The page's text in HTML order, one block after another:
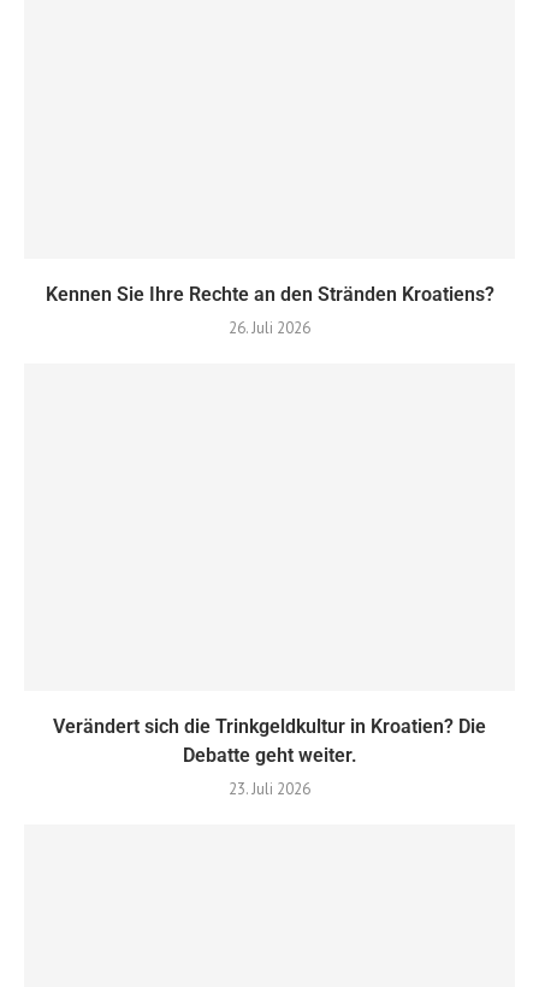
Kennen Sie Ihre Rechte an den Stränden Kroatiens?
26. Juli 2026
Verändert sich die Trinkgeldkultur in Kroatien? Die
Debatte geht weiter.
23. Juli 2026